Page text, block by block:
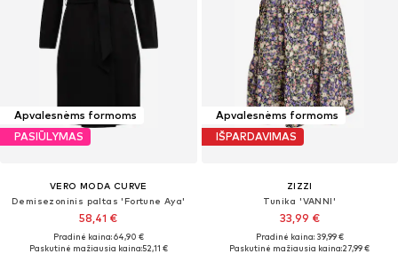
Apvalesnėms formoms
PASIŪLYMAS
VERO MODA CURVE
Demisezoninis paltas 'Fortune Aya'
58,41 €
Pradinė kaina: 64,90 €
Paskutinė mažiausia kaina:52,11 €
Apvalesnėms formoms
IŠPARDAVIMAS
ZIZZI
Tunika 'VANNI'
33,99 €
Pradinė kaina: 39,99 €
Paskutinė mažiausia kaina:27,99 €